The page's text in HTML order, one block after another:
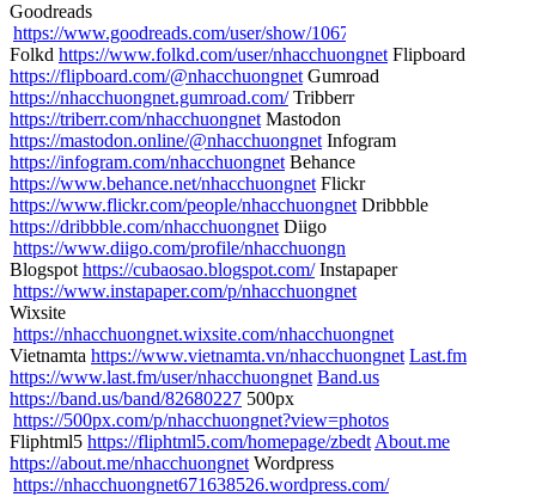
Goodreads
https://www.goodreads.com/user/show/106739999-nhac-chuong-net
Folkd https://www.folkd.com/user/nhacchuongnet Flipboard
https://flipboard.com/@nhacchuongnet Gumroad
https://nhacchuongnet.gumroad.com/Tribberr
https://triberr.com/nhacchuongnet Mastodon
https://mastodon.online/@nhacchuongnet Infogram
https://infogram.com/nhacchuongnet Behance
https://www.behance.net/nhacchuongnet Flickr
https://www.flickr.com/people/nhacchuongnet Dribbble
https://dribbble.com/nhacchuongnet Diigo
https://www.diigo.com/profile/nhacchuongnet
Blogspot https://cubaosao.blogspot.com/Instapaper
https://www.instapaper.com/p/nhacchuongnet
Wixsite
https://nhacchuongnet.wixsite.com/nhacchuongnet
Vietnamta https://www.vietnamta.vn/nhacchuongnet Last.fm
https://www.last.fm/user/nhacchuongnet Band.us
https://band.us/band/82680227 500px
https://500px.com/p/nhacchuongnet?view=photos
Fliphtml5 https://fliphtml5.com/homepage/zbedt About.me
https://about.me/nhacchuongnet Wordpress
https://nhacchuongnet671638526.wordpress.com/